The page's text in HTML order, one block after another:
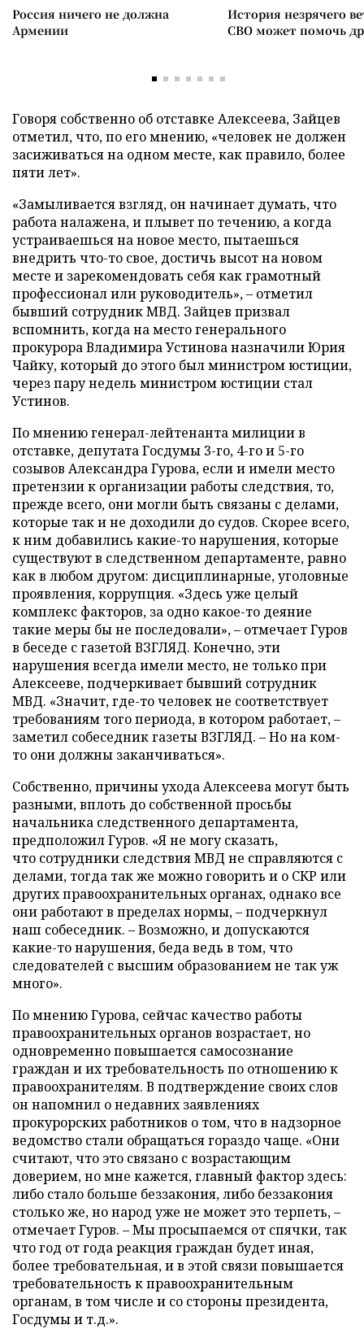
Россия ничего не должна
Армении
История незрячего
СВО может помочь
Говоря собственно об отставке Алексеева, Зайцев
отметил, что, по его мнению, «человек не должен
засиживаться на одном месте, как правило, более
пяти лет».
«Замыливается взгляд, он начинает думать, что
работа налажена, и плывет по течению, а когда
устраиваешься на новое место, пытаешься
внедрить что-то свое, достичь высот на новом
месте и зарекомендовать себя как грамотный
профессионал или руководитель», – отметил
бывший сотрудник МВД. Зайцев призвал
вспомнить, когда на место генерального
прокурора Владимира Устинова назначили Юрия
Чайку, который до этого был министром юстиции,
через пару недель министром юстиции стал
Устинов.
По мнению генерал-лейтенанта милиции в
отставке, депутата Госдумы 3-го, 4-го и 5-го
созывов Александра Гурова, если и имели место
претензии к организации работы следствия, то,
прежде всего, они могли быть связаны с делами,
которые так и не доходили до судов. Скорее всего,
к ним добавились какие-то нарушения, которые
существуют в следственном департаменте, равно
как в любом другом: дисциплинарные, уголовные
проявления, коррупция. «Здесь уже целый
комплекс факторов, за одно какое-то деяние
такие меры бы не последовали», – отмечает Гуров
в беседе с газетой ВЗГЛЯД. Конечно, эти
нарушения всегда имели место, не только при
Алексееве, подчеркивает бывший сотрудник
МВД. «Значит, где-то человек не соответствует
требованиям того периода, в котором работает, –
заметил собеседник газеты ВЗГЛЯД. – Но на ком-
то они должны заканчиваться».
Собственно, причины ухода Алексеева могут быть
разными, вплоть до собственной просьбы
начальника следственного департамента,
предположил Гуров. «Я не могу сказать,
что сотрудники следствия МВД не справляются с
делами, тогда так же можно говорить и о СКР или
других правоохранительных органах, однако все
они работают в пределах нормы, – подчеркнул
наш собеседник. – Возможно, и допускаются
какие-то нарушения, беда ведь в том, что
следователей с высшим образованием не так уж
много».
По мнению Гурова, сейчас качество работы
правоохранительных органов возрастает, но
одновременно повышается самосознание
граждан и их требовательность по отношению к
правоохранителям. В подтверждение своих слов
он напомнил о недавних заявлениях
прокурорских работников о том, что в надзорное
ведомство стали обращаться гораздо чаще. «Они
считают, что это связано с возрастающим
доверием, но мне кажется, главный фактор здесь:
либо стало больше беззакония, либо беззакония
столько же, но народ уже не может это терпеть, –
отмечает Гуров. – Мы просыпаемся от спячки, так
что год от года реакция граждан будет иная,
более требовательная, и в этой связи повышается
требовательность к правоохранительным
органам, в том числе и со стороны президента,
Госдумы и т.д.».